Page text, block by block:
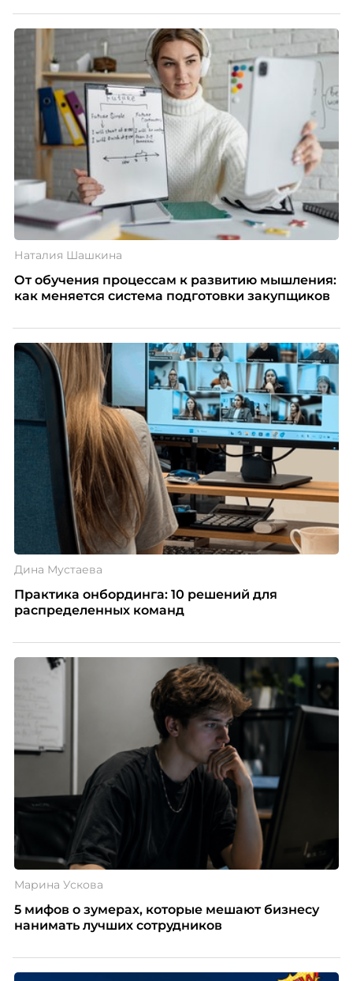
Проблема в том, что так мы измеряем не ценность,
а движение. А творческая работа — это тот редкий
случай, где движение и результат могут не
совпадать вовсе.
Наталия Шашкина
От обучения процессам к развитию мышления:
как меняется система подготовки закупщиков
Дина Мустаева
Практика онбординга: 10 решений для
распределенных команд
Марина Ускова
5 мифов о зумерах, которые мешают бизнесу
нанимать лучших сотрудников